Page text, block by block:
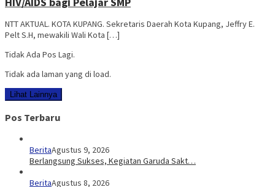
NTT AKTUAL. KOTA KUPANG. Sekretaris Daerah Kota Kupang, Jeffry E.
Pelt S.H, mewakili Wali Kota […]
Tidak Ada Pos Lagi.
Tidak ada laman yang di load.
Lihat Lainnya
Pos Terbaru
BeritaAgustus 9, 2026
Berlangsung Sukses, Kegiatan Garuda Sakt…
BeritaAgustus 8, 2026